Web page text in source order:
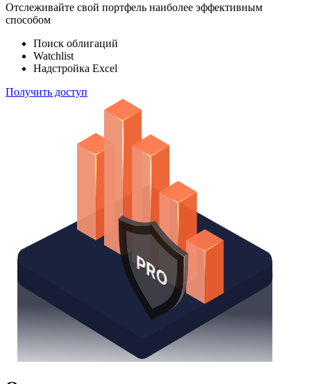
Отслеживайте свой портфель наиболее эффективным
способом
Поиск облигаций
Watchlist
Надстройка Excel
Получить доступ